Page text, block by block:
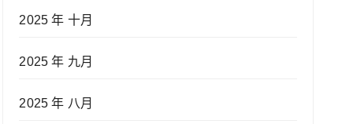
2025 年 十月
2025 年 九月
2025 年 八月